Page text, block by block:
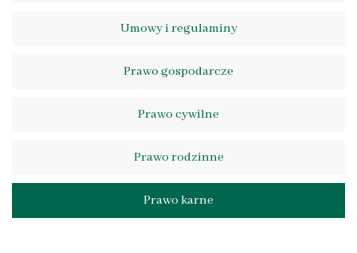
Umowy i regulaminy
Prawo gospodarcze
Prawo cywilne
Prawo rodzinne
Prawo karne